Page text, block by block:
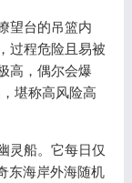
台的吊篮内
过程危险且易被
高，偶尔会爆
堪称高风险高
船。它每日仅
东海岸外海随机